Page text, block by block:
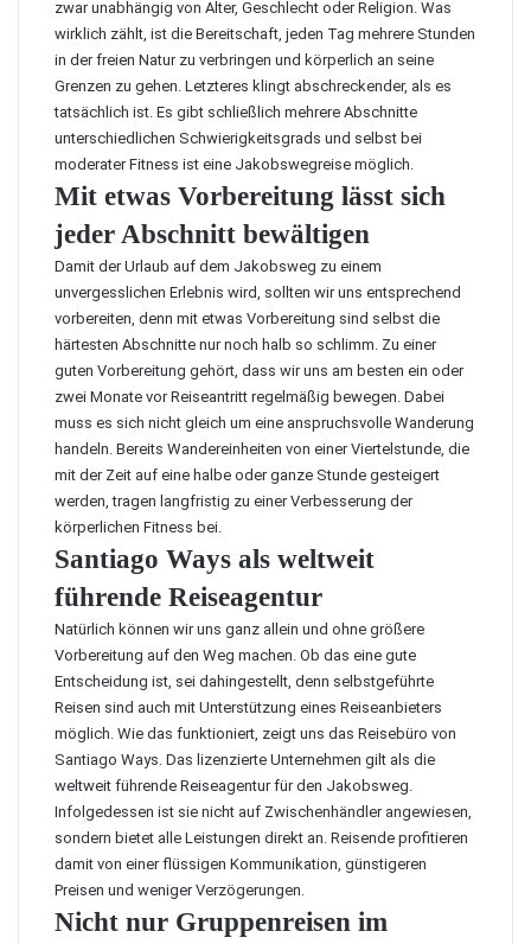
zwar unabhängig von Alter, Geschlecht oder Religion. Was
wirklich zählt, ist die Bereitschaft, jeden Tag mehrere Stunden
in der freien Natur zu verbringen und körperlich an seine
Grenzen zu gehen. Letzteres klingt abschreckender, als es
tatsächlich ist. Es gibt schließlich mehrere Abschnitte
unterschiedlichen Schwierigkeitsgrads und selbst bei
moderater Fitness ist eine Jakobswegreise möglich.
Mit etwas Vorbereitung lässt sich
jeder Abschnitt bewältigen
Damit der Urlaub auf dem Jakobsweg zu einem
unvergesslichen Erlebnis wird, sollten wir uns entsprechend
vorbereiten, denn mit etwas Vorbereitung sind selbst die
härtesten Abschnitte nur noch halb so schlimm. Zu einer
guten Vorbereitung gehört, dass wir uns am besten ein oder
zwei Monate vor Reiseantritt regelmäßig bewegen. Dabei
muss es sich nicht gleich um eine anspruchsvolle Wanderung
handeln. Bereits Wandereinheiten von einer Viertelstunde, die
mit der Zeit auf eine halbe oder ganze Stunde gesteigert
werden, tragen langfristig zu einer Verbesserung der
körperlichen Fitness bei.
Santiago Ways als weltweit
führende Reiseagentur
Natürlich können wir uns ganz allein und ohne größere
Vorbereitung auf den Weg machen. Ob das eine gute
Entscheidung ist, sei dahingestellt, denn selbstgeführte
Reisen sind auch mit Unterstützung eines Reiseanbieters
möglich. Wie das funktioniert, zeigt uns das Reisebüro von
Santiago Ways. Das lizenzierte Unternehmen gilt als die
weltweit führende Reiseagentur für den Jakobsweg.
Infolgedessen ist sie nicht auf Zwischenhändler angewiesen,
sondern bietet alle Leistungen direkt an. Reisende profitieren
damit von einer flüssigen Kommunikation, günstigeren
Preisen und weniger Verzögerungen.
Nicht nur Gruppenreisen im